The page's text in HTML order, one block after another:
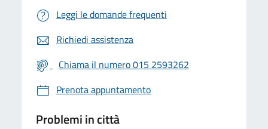
Leggi le domande frequenti
Richiedi assistenza
Chiama il numero 015 2593262
Prenota appuntamento
Problemi in città